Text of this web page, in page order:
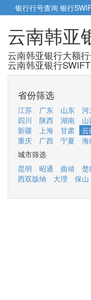
银行行号查询 银行
云南韩亚
云南韩亚银行大额
云南韩亚银行
省份筛选
江苏 广东 山东 河
四川
陕西 湖南 山
新疆
上海 甘肃 云
重庆
广西 宁夏 海
城市筛选
昆明
昭通 曲靖 楚
西双版纳
大理 保山